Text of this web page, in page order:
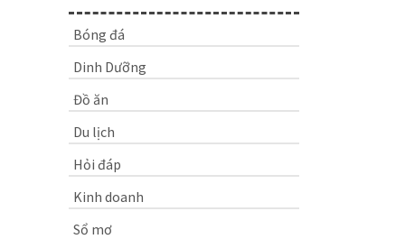
Bóng đá
Dinh Dưỡng
Đồ ăn
Du lịch
Hỏi đáp
Kinh doanh
Sổ mơ